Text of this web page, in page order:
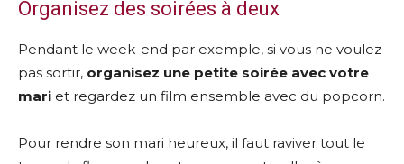
Organisez des soirées à deux
Pendant le week-end par exemple, si vous ne voulez
pas sortir, organisez une petite soirée avec votre
mari et regardez un film ensemble avec du popcorn.
Pour rendre son mari heureux, il faut raviver tout le